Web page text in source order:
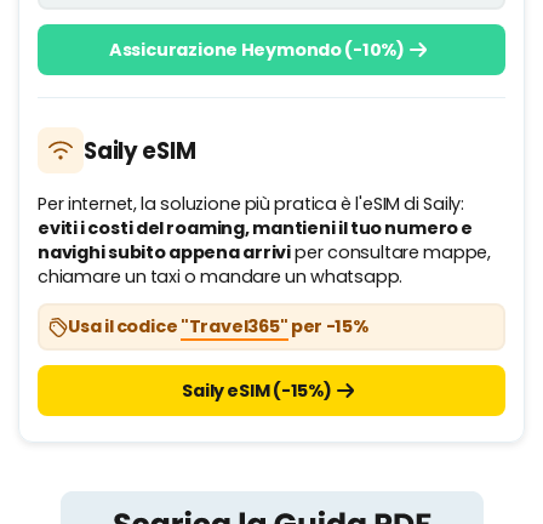
Assicurazione Heymondo (-10%)
Saily eSIM
Per internet, la soluzione più pratica è l'eSIM di Saily:
eviti i costi del roaming, mantieni il tuo numero e
navighi subito appena arriviper consultare mappe,
chiamare un taxi o mandare un whatsapp.
Usa il codice "Travel365" per -15%
Saily eSIM (-15%)